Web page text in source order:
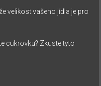
velikost vašeho jídla je pro
cukrovku? Zkuste tyto